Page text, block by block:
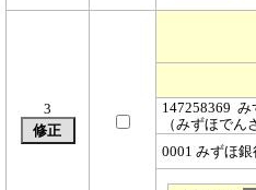
3
147258369
（みずほでん
0001 みずほ